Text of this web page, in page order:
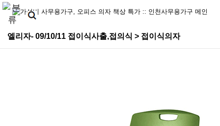
엘리자- 09/10/11 접이식사출,접의식 > 접이식의자